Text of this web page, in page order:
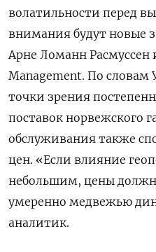
‌волатильности перед
внимания будут новые
Арне Ломанн Расмуссен
Management. По словам
точки зрения
поставок норвежского
обслуживания также
цен. «Если влияние
небольшим, цены
умеренно медвежью
аналитик.